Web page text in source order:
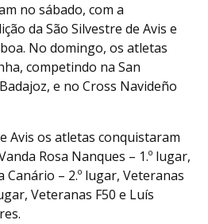
no sábado, com a
da São Silvestre de Avis e
No domingo, os atletas
competindo na San
e no Cross Navideño
Avis os atletas conquistaram
Rosa Nanques – 1.º lugar,
Canário – 2.º lugar, Veteranas
Veteranas F50 e Luís